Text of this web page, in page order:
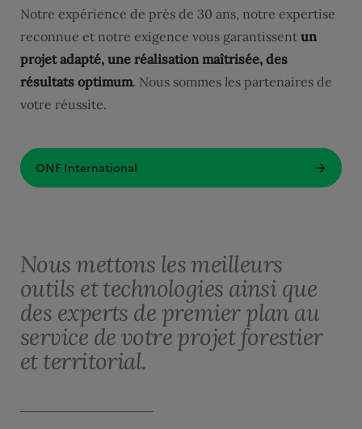
Notre expérience de près de 30 ans, notre expertise
reconnue et notre exigence vous garantissent un
projet adapté, une réalisation maîtrisée, des
résultats optimum. Nous sommes les partenaires de
votre réussite.
ONF International
Nous mettons les meilleurs
outils et technologies ainsi que
des experts de premier plan au
service de votre projet forestier
et territorial.